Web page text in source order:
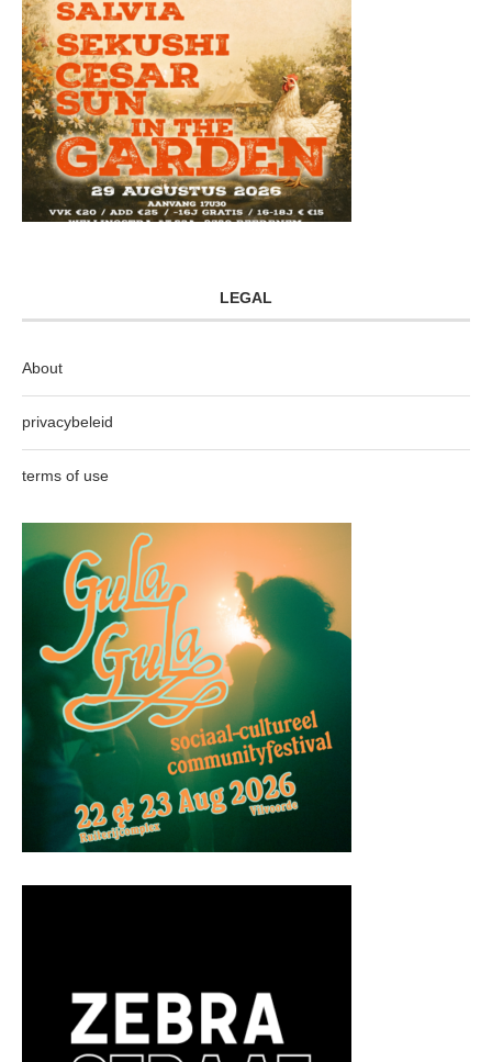
LEGAL
About
privacybeleid
terms of use